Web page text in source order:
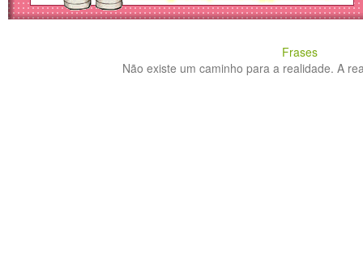
Frases
Não existe um caminho para a realidade. A